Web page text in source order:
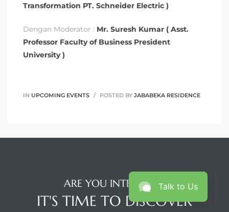
Transformation PT. Schneider Electric )
Dengan Moderator : Mr. Suresh Kumar ( Asst.
Professor Faculty of Business President
University )
IN UPCOMING EVENTS POSTED BY JABABEKA RESIDENCE
ARE YOU INTERESTED
IT'S TIME TO DISCOVER
Talk to Us